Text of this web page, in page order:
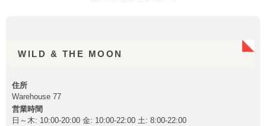
WILD & THE MOON
住所
Warehouse 77
営業時間
日～木: 10:00-20:00 金: 10:00-22:00 土: 8:00-22:00